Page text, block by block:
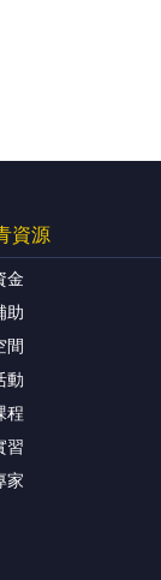
資源
金
助
間
動
程
習
家